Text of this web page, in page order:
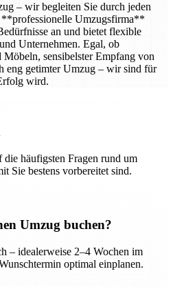
– wir begleiten Sie durch jeden
**professionelle Umzugsfirma**
an und bietet flexible
Unternehmen. Egal, ob
sensibelster Empfang von
eng getimter Umzug – wir sind für
wird.
häufigsten Fragen rund um
Sie bestens vorbereitet sind.
Umzug buchen?
– idealerweise 2–4 Wochen im
optimal einplanen.